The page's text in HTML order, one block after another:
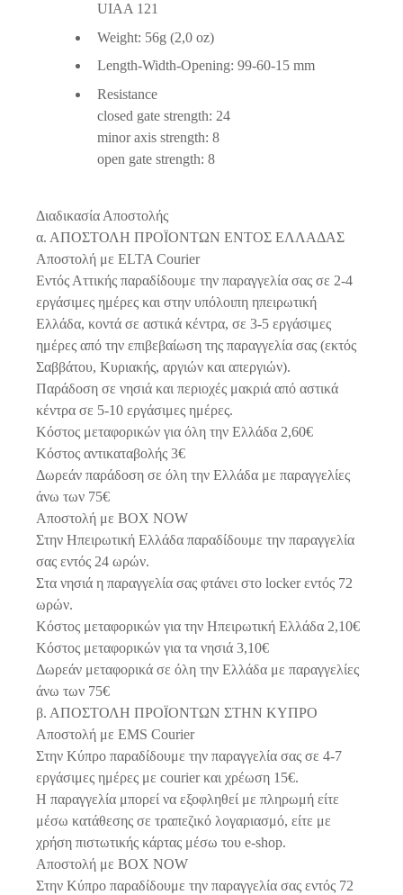
UIAA 121
Weight: 56g (2,0 oz)
Length-Width-Opening: 99-60-15 mm
Resistance
closed gate strength: 24
minor axis strength: 8
open gate strength: 8
Διαδικασία Αποστολής
α. ΑΠΟΣΤΟΛΗ ΠΡΟΪΟΝΤΩΝ ΕΝΤΟΣ ΕΛΛΑΔΑΣ
Αποστολή με ELTA Courier
Εντός Αττικής παραδίδουμε την παραγγελία σας σε 2-4
εργάσιμες ημέρες και στην υπόλοιπη ηπειρωτική
Ελλάδα, κοντά σε αστικά κέντρα, σε 3-5 εργάσιμες
ημέρες από την επιβεβαίωση της παραγγελία σας (εκτός
Σαββάτου, Κυριακής, αργιών και απεργιών).
Παράδοση σε νησιά και περιοχές μακριά από αστικά
κέντρα σε 5-10 εργάσιμες ημέρες.
Κόστος μεταφορικών για όλη την Ελλάδα 2,60€
Κόστος αντικαταβολής 3€
Δωρεάν παράδοση σε όλη την Ελλάδα με παραγγελίες
άνω των 75€
Αποστολή με BOX NOW
Στην Ηπειρωτική Ελλάδα παραδίδουμε την παραγγελία
σας εντός 24 ωρών.
Στα νησιά η παραγγελία σας φτάνει στο locker εντός 72
ωρών.
Κόστος μεταφορικών για την Ηπειρωτική Ελλάδα 2,10€
Κόστος μεταφορικών για τα νησιά 3,10€
Δωρεάν μεταφορικά σε όλη την Ελλάδα με παραγγελίες
άνω των 75€
β. ΑΠΟΣΤΟΛΗ ΠΡΟΪΟΝΤΩΝ ΣΤΗΝ ΚΥΠΡΟ
Αποστολή με EMS Courier
Στην Κύπρο παραδίδουμε την παραγγελία σας σε 4-7
εργάσιμες ημέρες με courier και χρέωση 15€.
Η παραγγελία μπορεί να εξοφληθεί με πληρωμή είτε
μέσω κατάθεσης σε τραπεζικό λογαριασμό, είτε με
χρήση πιστωτικής κάρτας μέσω του e-shop.
Αποστολή με BOX NOW
Στην Κύπρο παραδίδουμε την παραγγελία σας εντός 72